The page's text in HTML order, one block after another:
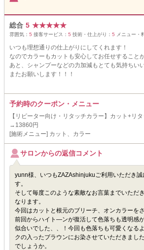
総合 5 ★★★★★
雰囲気： 5 接客サービス： 5 技術・仕上がり： 5 メニュー・
いつも理想通りの仕上がりにしてくれます！
なのでカラーもカットも安心してお任せすること
あと、シャンプーなどの力加減もとても気持ちいい
またお願いします！！！
予約時のクーポン・メニュー
【リピーター向け・リタッチカラー】カット+リ
→13860円
[施術メニュー] カット、カラー
サロンからの返信コメント
yunn様、いつもZAZAshinjukuご利用いただき誠
す。
そして毎度このような素敵なお言葉までいただ
なります。
今回はカットと根元のブリーチ、オンカラーを
前回からハイト―ンが復活して色落ちも透明感
似合いでした、、！今回も色落ちも可愛くなる
クの入ったブラウンにお染させていただきまし
でしょうか。